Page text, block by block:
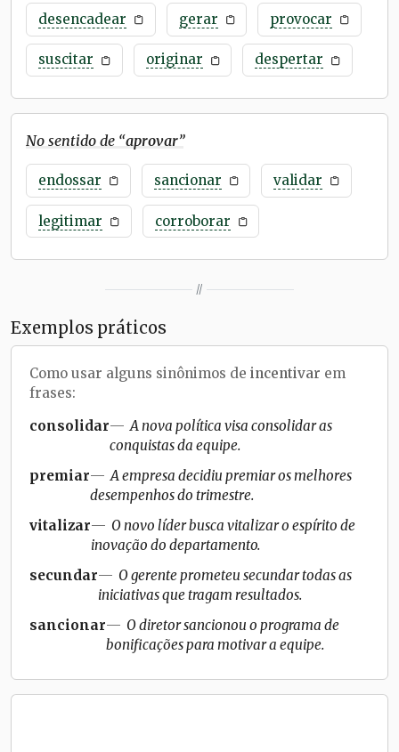
desencadear gerar provocar
suscitar originar despertar
No sentido de “aprovar”
endossar sancionar validar
legitimar corroborar
//
Exemplos práticos
Como usar alguns sinônimos de incentivar em
frases:
consolidar
A nova política visa consolidar as
conquistas da equipe.
premiar
A empresa decidiu premiar os melhores
desempenhos do trimestre.
vitalizar
O novo líder busca vitalizar o espírito de
inovação do departamento.
secundar
O gerente prometeu secundar todas as
iniciativas que tragam resultados.
sancionar
O diretor sancionou o programa de
bonificações para motivar a equipe.